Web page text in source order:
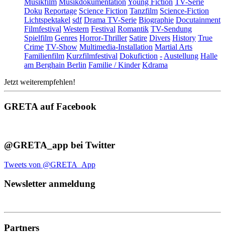
Doku Reportage Science Fiction Tanzfilm Science-Fiction
Lichtspektakel sdf Drama TV-Serie Biographie Docutainment
Filmfestival Western Festival Romantik TV-Sendung
Spielfilm Genres Horror-Thriller Satire Divers History True
Crime TV-Show Multimedia-Installation Martial Arts
Familienfilm Kurzfilmfestival Dokufiction - Austellung Halle
am Berghain Berlin Familie / Kinder Kdrama
Jetzt weiterempfehlen!
GRETA auf Facebook
@GRETA_app bei Twitter
Tweets von @GRETA_App
Newsletter anmeldung
Partners